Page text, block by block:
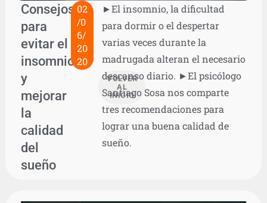
Consejos
para
evitar el
insomnio
y
mejorar
la
calidad
del
sueño
02
/0
6/
20
20
VOLVER
AL
INICIO
►El insomnio, la dificultad
para dormir o el despertar
varias veces durante la
madrugada alteran el necesario
descanso diario. ►El psicólogo
Santiago Sosa nos comparte
tres recomendaciones para
lograr una buena calidad de
sueño.